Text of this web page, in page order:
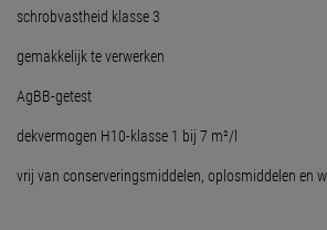
schrobvastheid klasse 3
gemakkelijk te verwerken
AgBB-getest
dekvermogen H10-klasse 1 bij 7 m²/l
vrij van conserveringsmiddelen, oplosmiddelen en